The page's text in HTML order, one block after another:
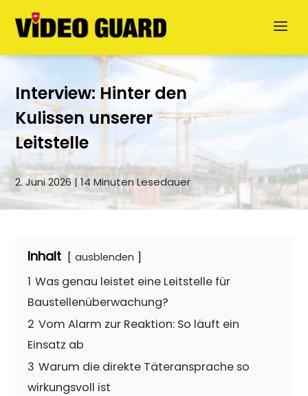
Jetzt anfragen
Dansk
Svenska
Interview: Hinter den
Kulissen unserer
Leitstelle
2. Juni 2026 | 14 Minuten Lesedauer
Inhalt ausblenden
1 Was genau leistet eine Leitstelle für
Baustellenüberwachung?
2 Vom Alarm zur Reaktion: So läuft ein
Einsatz ab
3 Warum die direkte Täteransprache so
wirkungsvoll ist